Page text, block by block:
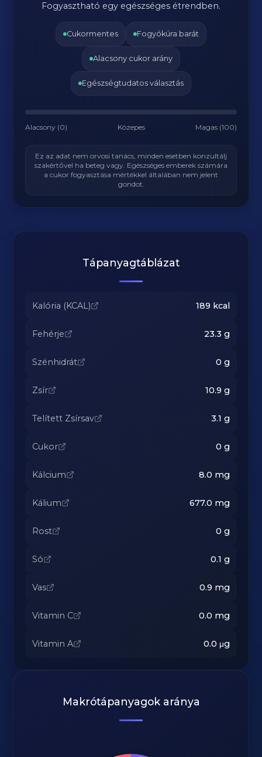
Fogyasztható egy egészséges étrendben.
Cukormentes Fogyókúra barát
Alacsony cukor arány
Egészségtudatos választás
Alacsony (0) Közepes Magas (100)
Ez az adat nem orvosi tanács, minden esetben konzultálj
szakértővel ha beteg vagy. Egészséges emberek számára
a cukor fogyasztása mértékkel általában nem jelent
gondot.
Tápanyagtáblázat
Kalória (KCAL) 189 kcal
Fehérje 23.3 g
Szénhidrát 0 g
Zsír 10.9 g
Telített Zsírsav 3.1 g
Cukor 0 g
Kálcium 8.0 mg
Kálium 677.0 mg
Rost 0 g
Só 0.1 g
Vas 0.9 mg
Vitamin C 0.0 mg
Vitamin A 0.0 μg
Makrótápanyagok aránya